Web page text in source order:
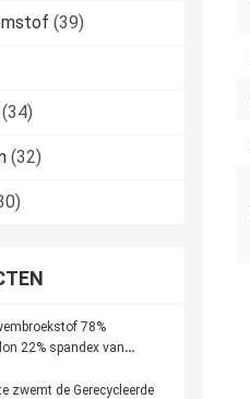
(39)
(34)
(32)
78%
22% spandex van
zwemt de Gerecycleerde